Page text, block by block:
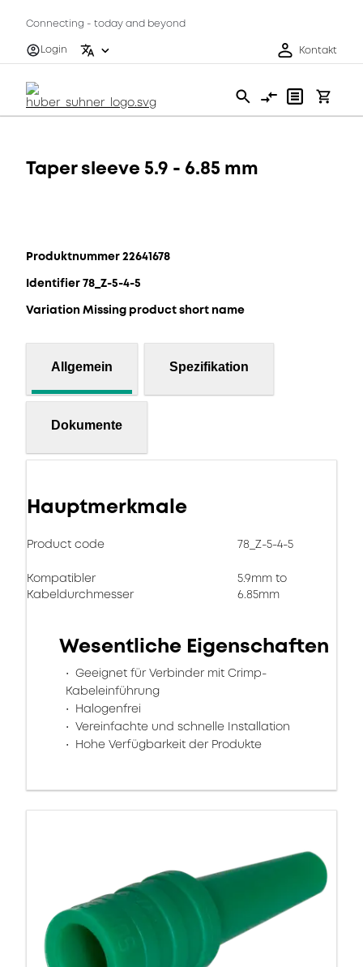
Connecting - today and beyond
Login
Kontakt
Taper sleeve 5.9 - 6.85 mm
Produktnummer 22641678
Identifier 78_Z-5-4-5
Variation Missing product short name
Allgemein Spezifikation
Dokumente
Hauptmerkmale
Product code 78_Z-5-4-5
Kompatibler
Kabeldurchmesser
5.9mm to
6.85mm
Wesentliche Eigenschaften
Geeignet für Verbinder mit Crimp-
Kabeleinführung
Halogenfrei
Vereinfachte und schnelle Installation
Hohe Verfügbarkeit der Produkte